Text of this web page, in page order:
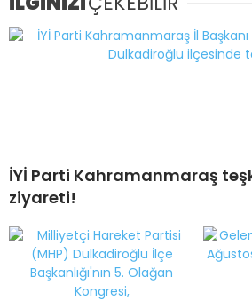
İYİ Parti Kahramanmaraş
ziyareti!